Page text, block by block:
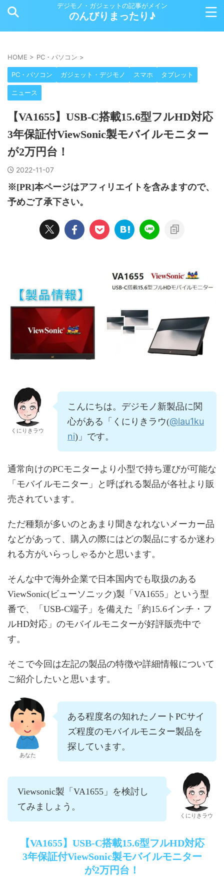
デジモノ・ガジェットの記事がメイン
のんびりまったり♪
HOME > PC・パソコン >
PC・パソコン ガジェット・デジモノ スマホ タブレット
ニュース
【VA1655】USB-C搭載15.6型フルHD対応
3年保証付ViewSonic製モバイルモニター
が2万円台！
2022-11-07
※[PR]本ページはアフィリエイトを含みますので、
予めご了承下さい。
くにりきラウ
こんにちは。デジモノ新製品に関
心がある「くにりきラウ(@lau1ku
ni)」です。
通常向けのPCモニターより小型で持ち運びが可能な
「モバイルモニター」と呼ばれる製品が各社より販
売されています。
ただ種類が多いのとあまり聞きなれないメーカー品
などがあって、購入の際にはどの製品にするか迷わ
れる方がいらっしゃるかと思います。
そんな中で海外企業で日本国内でも取扱のある
ViewSonic(ビューソニック)製「VA1655」という型
番で、「USB-C端子」を備えた「約15.6インチ・フ
ルHD対応」のモバイルモニターが好評販売中で
す。
そこで今回は左記の製品の特徴や詳細情報について
ご紹介したいと思います。
あなた
ある程度名の知れたノートPCサイ
ズ程度のモバイルモニター製品を
探しています。
Viewsonic製「VA1655」を検討し
てみましょう。
くにりきラウ
【VA1655】USB-C搭載15.6型フルHD対応
3年保証付ViewSonic製モバイルモニター
が2万円台！